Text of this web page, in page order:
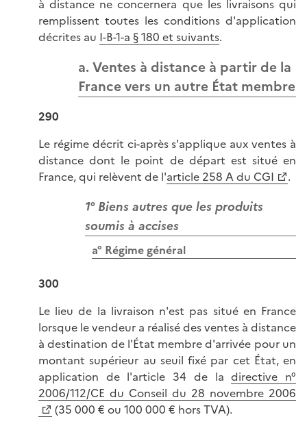
à distance ne concernera que les livraisons qui
remplissent toutes les conditions d'application
décrites au I-B-1-a § 180 et suivants.
a. Ventes à distance à partir de la
France vers un autre État membre
290
Le régime décrit ci-après s'applique aux ventes à
distance dont le point de départ est situé en
France, qui relèvent de l'article 258 A du CGI .
1° Biens autres que les produits
soumis à accises
a° Régime général
300
Le lieu de la livraison n'est pas situé en France
lorsque le vendeur a réalisé des ventes à distance
à destination de l'État membre d'arrivée pour un
montant supérieur au seuil fixé par cet État, en
application de l'article 34 de ladirective n°
2006/112/CE du Conseil du 28 novembre 2006
(35 000 € ou 100 000 € hors TVA).